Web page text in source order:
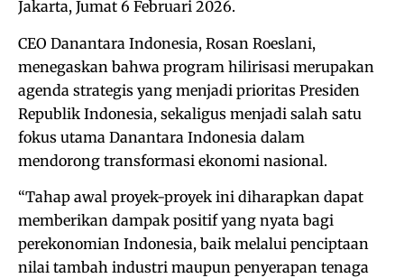
Jakarta, Jumat 6 Februari 2026.
CEO Danantara Indonesia, Rosan Roeslani,
menegaskan bahwa program hilirisasi merupakan
agenda strategis yang menjadi prioritas Presiden
Republik Indonesia, sekaligus menjadi salah satu
fokus utama Danantara Indonesia dalam
mendorong transformasi ekonomi nasional.
“Tahap awal proyek-proyek ini diharapkan dapat
memberikan dampak positif yang nyata bagi
perekonomian Indonesia, baik melalui penciptaan
nilai tambah industri maupun penyerapan tenaga